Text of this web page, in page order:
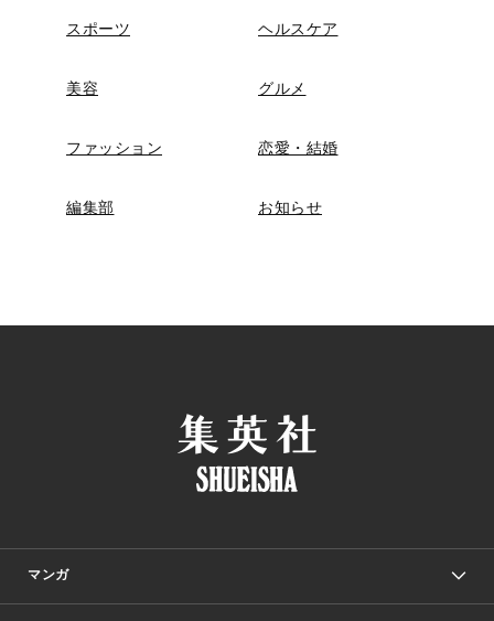
スポーツ ヘルスケア
美容 グルメ
ファッション 恋愛・結婚
編集部 お知らせ
マンガ